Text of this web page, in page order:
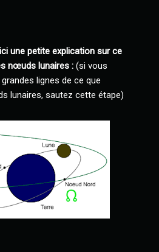
une petite explication sur ce
nœuds lunaires : (si vous
lignes de ce que
lunaires, sautez cette étape)